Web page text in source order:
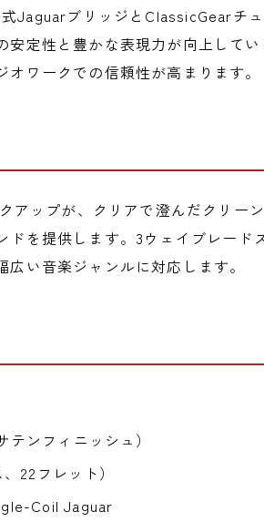
JaguarブリッジとClassicGearチ
定性と豊かな表現力が向上してい
ワークでの信頼性が高まります。
ップが、クリアで澄んだクリー
を提供します。3ウェイブレード
い音楽ジャンルに対応します。
ンフィニッシュ）
22フレット）
Coil Jaguar